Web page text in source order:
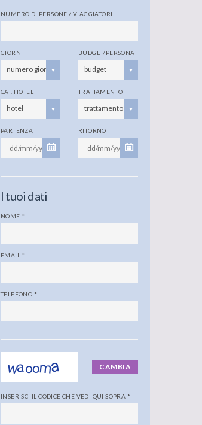
NUMERO DI PERSONE / VIAGGIATORI
GIORNI
numero giorni
BUDGET/PERSONA
budget
CAT. HOTEL
hotel
TRATTAMENTO
trattamento
PARTENZA RITORNO
I tuoi dati
NOME *
EMAIL *
TELEFONO *
CAMBIA
INSERISCI IL CODICE CHE VEDI QUI SOPRA *